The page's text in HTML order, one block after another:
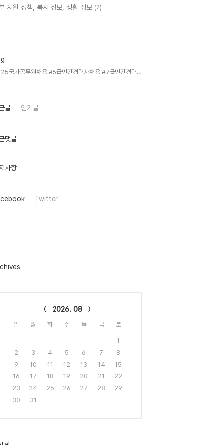
지원 정책, 복지 정보, 생활 정보 (2)
2025국가공무원채용 #5급민간경력자채용 #7급민간경력자채용 #국가공무원시험접수 #민간경력자일괄채용시험 #공무원시험준비 #원서접수안내 #응시자격요건 #장애인편의제공 #국가고시센터 #공무원합격전략 #시험일정안내,
글 인기글
댓글
사항
Twitter
2026. 08
일 월 화 수 목 금 토
1
2
3 4 5 6 7
8
9
10 11 12 13 14
15
16
17 18 19 20 21
22
23
24 25 26 27 28
29
30
31